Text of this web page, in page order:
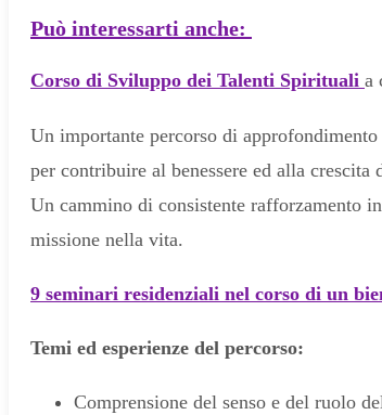
Può interessarti anche:
Corso di Sviluppo dei Talenti Spirituali a
Un importante percorso di
per contribuire al benessere ed alla crescita
Un cammino di consistente rafforzamento
missione nella vita.
9 seminari residenziali nel corso di un
Temi ed esperienze del percorso:
Comprensione del senso e del ruolo